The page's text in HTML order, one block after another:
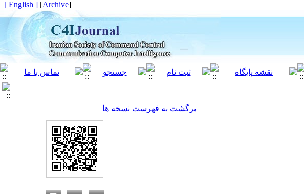
[
Archive
]
[ English ]
برگشت به فهرست نسخه ها